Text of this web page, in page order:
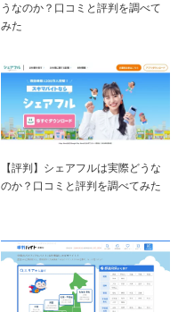
うなのか？口コミと評判を調べて
みた
【評判】シェアフルは実際どうな
のか？口コミと評判を調べてみた